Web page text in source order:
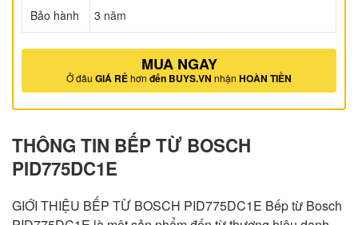
Bảo hành 3 năm
MUA NGAY
Ở đâu GIÁ RẺhơn đến BUYS.VN nhận HOÀN TIỀN
THÔNG TIN BẾP TỪ BOSCH
PID775DC1E
GIỚI THIỆU BẾP TỪ BOSCH PID775DC1E Bếp từ Bosch